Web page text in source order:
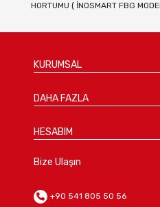
HORTUMU ( İNOSMART FBG
KURUMSAL
DAHA FAZLA
HESABIM
Bize Ulaşın
+90 541 805 50 56